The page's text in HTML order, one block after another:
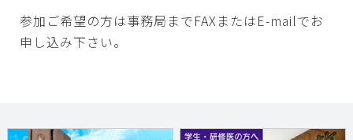
参加ご希望の方は事務局までFAXまたはE-mailでお
申し込み下さい。